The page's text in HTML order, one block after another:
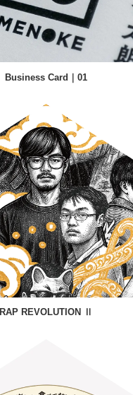
Business Card｜01
RAP REVOLUTION Ⅱ